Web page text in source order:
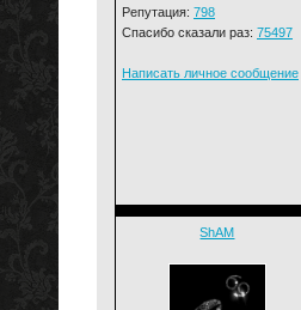
Репутация: 798
Спасибо сказали раз: 75497
Написать личное сообщение
ShAM